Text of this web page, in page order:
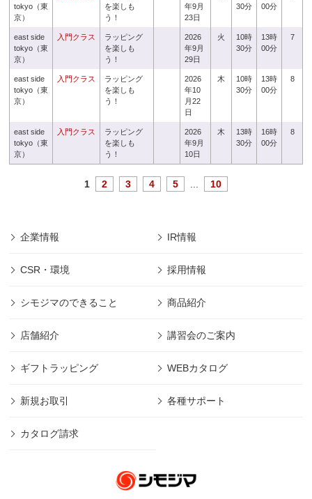
tokyo（東
京）
を楽しも
う！
年9月
23日
30分
00分
east side
tokyo（東
京）
入門クラス
ラッピング
を楽しも
う！
2026
年9月
29日
火
10時
30分
13時
00分
7
east side
tokyo（東
京）
入門クラス
ラッピング
を楽しも
う！
2026
年10
月22
日
木
10時
30分
13時
00分
8
east side
tokyo（東
京）
入門クラス
ラッピング
を楽しも
う！
2026
年9月
10日
木
13時
30分
16時
00分
8
1 2 3 4 5 10
企業情報 IR情報
CSR・環境 採用情報
シモジマのできること 商品紹介
店舗紹介 講習会のご案内
ギフトラッピング WEBカタログ
新規お取引 各種サポート
カタログ請求